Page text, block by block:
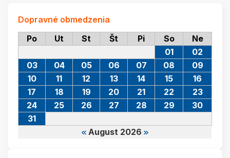
Dopravné obmedzenia
Po
Ut St Št Pi So Ne
August 2026
01
02
03
04 05 06 07 08
09
10
11 12 13 14 15
16
17
18 19 20 21 22
23
24
25 26 27 28 29
30
31